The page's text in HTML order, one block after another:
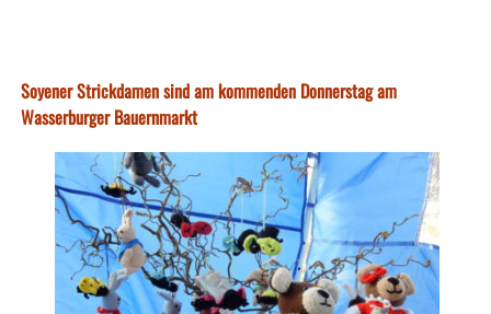
Soyener Strickdamen sind am kommenden Donnerstag am
Wasserburger Bauernmarkt